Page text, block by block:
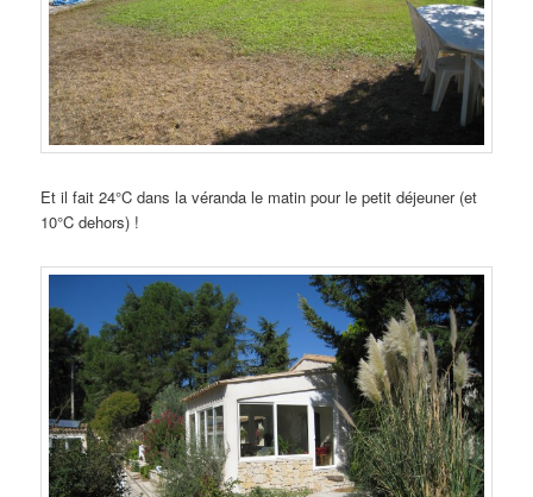
Et il fait 24°C dans la véranda le matin pour le petit déjeuner (et
10°C dehors) !